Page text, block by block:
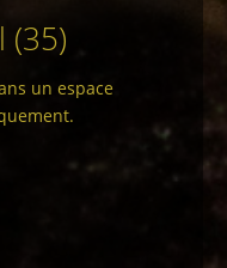
(35)
un espace